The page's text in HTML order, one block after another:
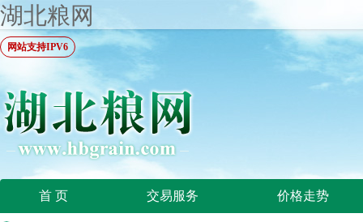
湖北粮网
网站支持IPV6
首 页 交易服务 价格走势